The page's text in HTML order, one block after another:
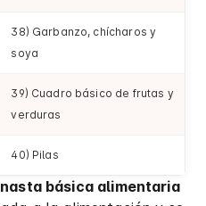
38) Garbanzo, chícharos y
soya
39) Cuadro básico de frutas y
verduras
40) Pilas
básica alimentaria